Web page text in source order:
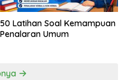
50 Latihan Soal Kemampuan
Penalaran Umum